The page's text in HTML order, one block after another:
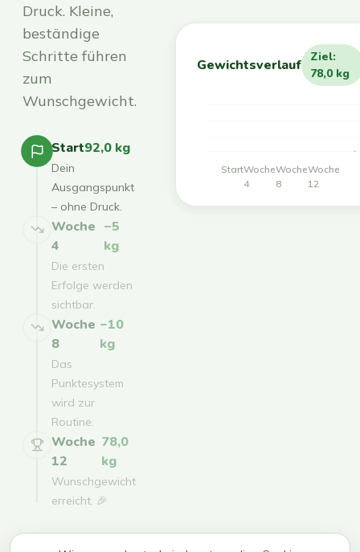
Druck. Kleine,
beständige
Schritte führen
zum
Wunschgewicht.
Start92,0 kg
Dein
Ausgangspunkt
– ohne Druck.
Woche
4
−5
kg
Die ersten
Erfolge werden
sichtbar.
Woche
8
−10
kg
Das
Punktesystem
wird zur
Routine.
Woche
12
78,0
kg
Wunschgewicht
erreicht. 🎉
Gewichtsverlauf
Ziel:
78,0 kg
StartWoche
4
Woche
8
Woche
12